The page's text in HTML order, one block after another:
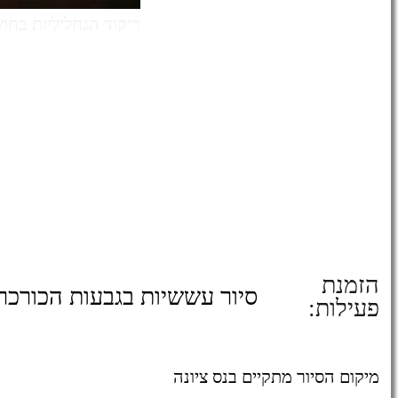
הזמנת
פעילות:
סיור עששיות בגבעות
מיקום הסיור מתקיים בנס ציונה